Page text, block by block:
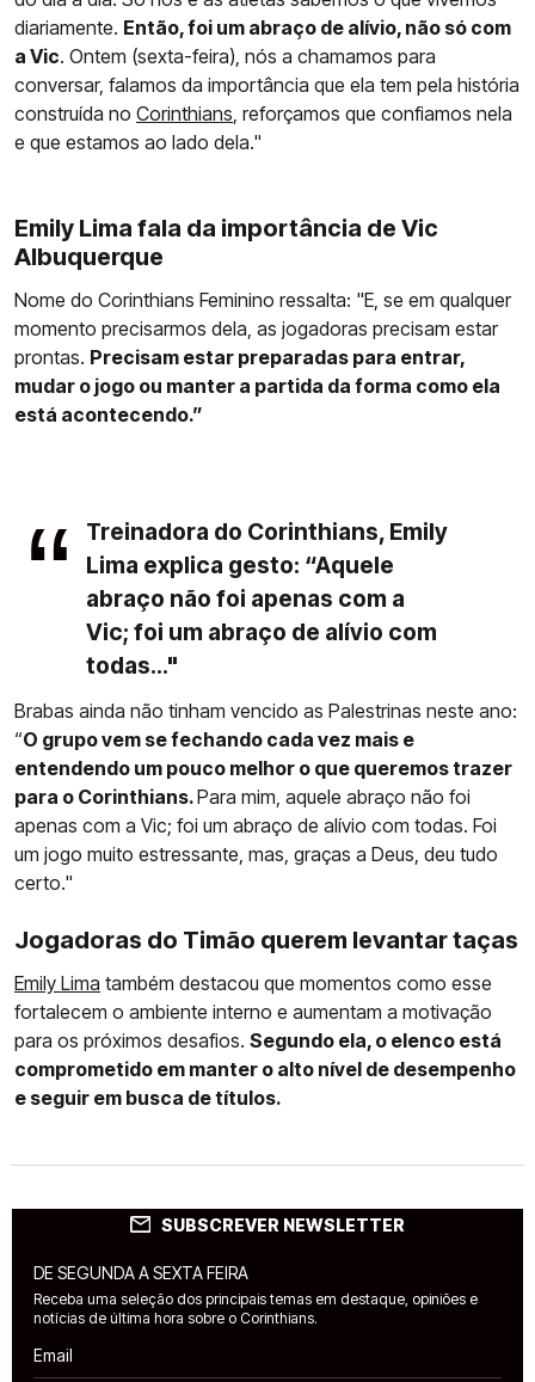
diariamente. Então, foi um abraço de alívio, não só com
a Vic. Ontem (sexta-feira), nós a chamamos para
conversar, falamos da importância que ela tem pela história
construída no Corinthians , reforçamos que confiamos nela
e que estamos ao lado dela."
Emily Lima fala da importância de Vic
Albuquerque
Nome do Corinthians Feminino ressalta: "E, se em qualquer
momento precisarmos dela, as jogadoras precisam estar
prontas. Precisam estar preparadas para entrar,
mudar o jogo ou manter a partida da forma como ela
está acontecendo.”
Treinadora do Corinthians, Emily
Lima explica gesto: “Aquele
abraço não foi apenas com a
Vic; foi um abraço de alívio com
todas..."
Brabas ainda não tinham vencido as Palestrinas neste ano:
“O grupo vem se fechando cada vez mais e
entendendo um pouco melhor o que queremos trazer
para o Corinthians.Para mim, aquele abraço não foi
apenas com a Vic; foi um abraço de alívio com todas. Foi
um jogo muito estressante, mas, graças a Deus, deu tudo
certo."
Jogadoras do Timão querem levantar taças
Emily Lima também destacou que momentos como esse
fortalecem o ambiente interno e aumentam a motivação
para os próximos desafios. Segundo ela, o elenco está
comprometido em manter o alto nível de desempenho
e seguir em busca de títulos.
SUBSCREVER NEWSLETTER
DE SEGUNDA A SEXTA FEIRA
Receba uma seleção dos principais temas em destaque, opiniões e
notícias de última hora sobre o Corinthians.
Email